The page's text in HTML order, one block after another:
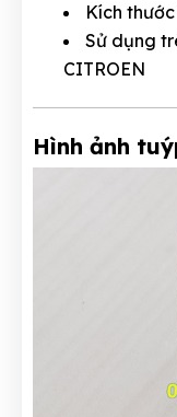
Kích
Sử dụng
CITROEN
Hình ảnh